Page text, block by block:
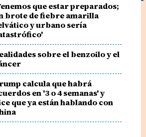
que estar preparados;
brote de fiebre amarilla
y urbano sería
sobre el benzoilo y el
calcula que habrá
en '3 o 4 semanas' y
que ya están hablando con